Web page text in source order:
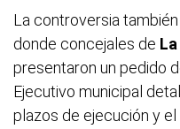
La controversia
donde concejales de
presentaron un pedido
Ejecutivo municipal
plazos de ejecución y